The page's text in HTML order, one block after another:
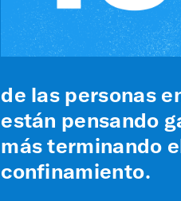
de las personas
están pensando
más terminando
confinamiento.